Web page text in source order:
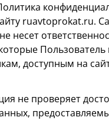
ruavtoprokat.ru.
несет
доступным на
не проверяет